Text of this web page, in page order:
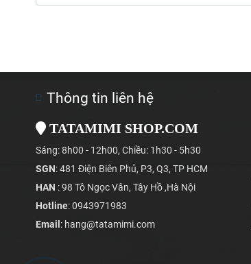
Thông tin liên hệ
TATAMIMI SHOP.COM
Sáng: 8h00 - 12h00, Chiều: 1h30 - 5h30
SGN: 481 Điện Biên Phủ, P3, Q3, TP HCM
HAN : 98 Tô Ngọc Vân, Tây Hồ ,Hà Nội
Hotline: 0943971983
Email : hang@tatamimi.com